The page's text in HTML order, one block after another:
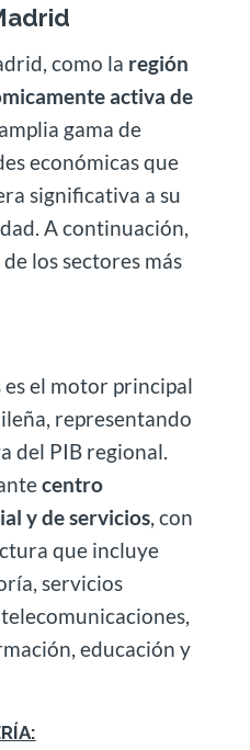
como la región
activa de
gama de
económicas que
significativa a su
A continuación,
los sectores más
el motor principal
representando
del PIB regional.
centro
y de servicios, con
que incluye
servicios
educación y